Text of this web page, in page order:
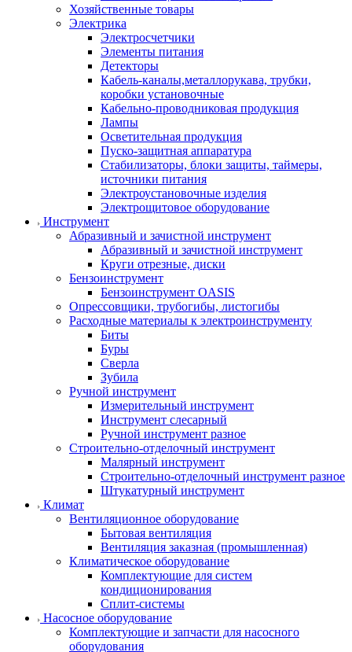
Хозяйственные товары
Электрика
Электросчетчики
Элементы питания
Детекторы
Кабель-каналы,металлорукава, трубки,
коробки установочные
Кабельно-проводниковая продукция
Лампы
Осветительная продукция
Пуско-защитная аппаратура
Стабилизаторы, блоки защиты, таймеры,
источники питания
Электроустановочные изделия
Электрощитовое оборудование
Инструмент
Абразивный и зачистной инструмент
Абразивный и зачистной инструмент
Круги отрезные, диски
Бензоинструмент
Бензоинструмент OASIS
Опрессовщики, трубогибы, листогибы
Расходные материалы к электроинструменту
Биты
Буры
Сверла
Зубила
Ручной инструмент
Измерительный инструмент
Инструмент слесарный
Ручной инструмент разное
Строительно-отделочный инструмент
Малярный инструмент
Строительно-отделочный инструмент разное
Штукатурный инструмент
Климат
Вентиляционное оборудование
Бытовая вентиляция
Вентиляция заказная (промышленная)
Климатическое оборудование
Комплектующие для систем
кондиционирования
Сплит-системы
Насосное оборудование
Комплектующие и запчасти для насосного
оборудования